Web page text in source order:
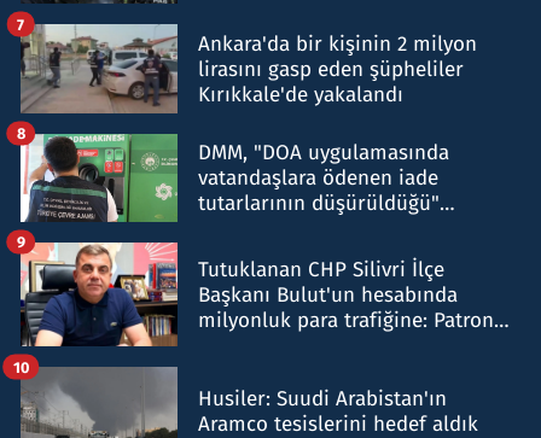
Ankara'da bir kişinin 2 milyon
lirasını gasp eden şüpheliler
Kırıkkale'de yakalandı
7
DMM, "DOA uygulamasında
vatandaşlara ödenen iade
tutarlarının düşürüldüğü"
8
Tutuklanan CHP Silivri İlçe
Başkanı Bulut'un hesabında
milyonluk para trafiğine: Patron
9
Husiler: Suudi Arabistan'ın
Aramco tesislerini hedef aldık
10